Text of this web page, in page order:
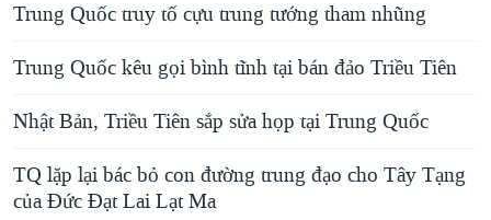
Trung Quốc truy tố cựu trung tướng tham nhũng
Trung Quốc kêu gọi bình tĩnh tại bán đảo Triều Tiên
Nhật Bản, Triều Tiên sắp sửa họp tại Trung Quốc
TQ lặp lại bác bỏ con đường trung đạo cho Tây Tạng
của Đức Đạt Lai Lạt Ma